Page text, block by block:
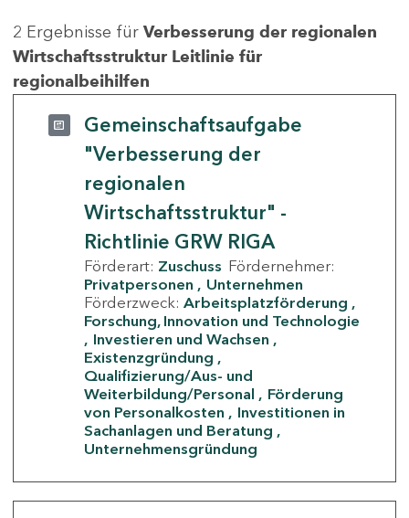
2 Ergebnisse für Verbesserung der regionalen
Wirtschaftsstruktur Leitlinie für
regionalbeihilfen
Gemeinschaftsaufgabe
"Verbesserung der
regionalen
Wirtschaftsstruktur" -
Richtlinie GRW RIGA
Förderart: Zuschuss Fördernehmer:
Privatpersonen
Unternehmen
Förderzweck: Arbeitsplatzförderung
Forschung, Innovation und Technologie
Investieren und Wachsen
Existenzgründung
Qualifizierung/Aus- und
Weiterbildung/Personal
Förderung
von Personalkosten
Investitionen in
Sachanlagen und Beratung
Unternehmensgründung